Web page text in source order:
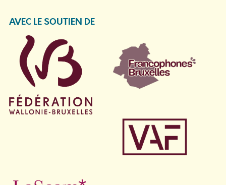
AVEC LE SOUTIEN DE